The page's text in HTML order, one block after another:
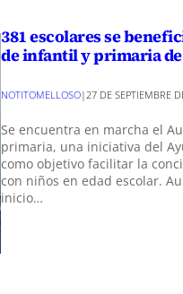
381 escolares se
de infantil y primaria
NOTITOMELLOSO|27 DE SEPTIEMBRE
Se encuentra en marcha el
primaria, una iniciativa del
como objetivo facilitar la
con niños en edad escolar.
inicio…